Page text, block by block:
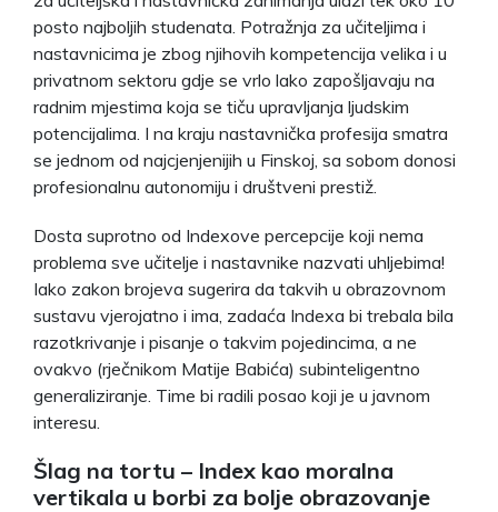
posto najboljih studenata. Potražnja za učiteljima i
nastavnicima je zbog njihovih kompetencija velika i u
privatnom sektoru gdje se vrlo lako zapošljavaju na
radnim mjestima koja se tiču upravljanja ljudskim
potencijalima. I na kraju nastavnička profesija smatra
se jednom od najcjenjenijih u Finskoj, sa sobom donosi
profesionalnu autonomiju i društveni prestiž.
Dosta suprotno od Indexove percepcije koji nema
problema sve učitelje i nastavnike nazvati uhljebima!
Iako zakon brojeva sugerira da takvih u obrazovnom
sustavu vjerojatno i ima, zadaća Indexa bi trebala bila
razotkrivanje i pisanje o takvim pojedincima, a ne
ovakvo (rječnikom Matije Babića) subinteligentno
generaliziranje. Time bi radili posao koji je u javnom
interesu.
Šlag na tortu – Index kao moralna
vertikala u borbi za bolje obrazovanje